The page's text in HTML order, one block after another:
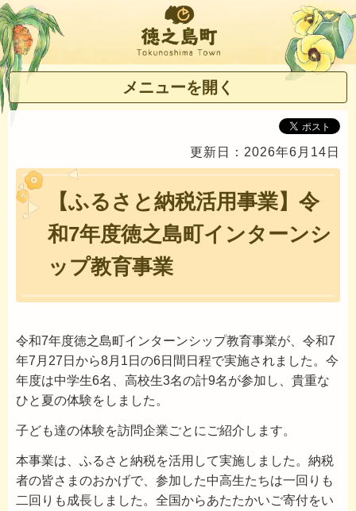
徳之島町
メニューを開く
更新日：2026年6月14日
【ふるさと納税活用事業】令
和7年度徳之島町インターンシ
ップ教育事業
令和7年度徳之島町インターンシップ教育事業が、令和7
年7月27日から8月1日の6日間日程で実施されました。今
年度は中学生6名、高校生3名の計9名が参加し、貴重な
ひと夏の体験をしました。
子ども達の体験を訪問企業ごとにご紹介します。
本事業は、ふるさと納税を活用して実施しました。納税
者の皆さまのおかげで、参加した中高生たちは一回りも
二回りも成長しました。全国からあたたかいご寄付をい